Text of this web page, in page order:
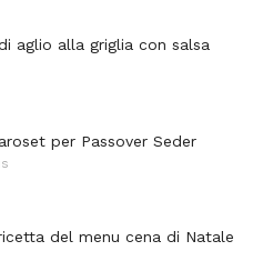
aglio alla griglia con salsa
per Passover Seder
del menu cena di Natale